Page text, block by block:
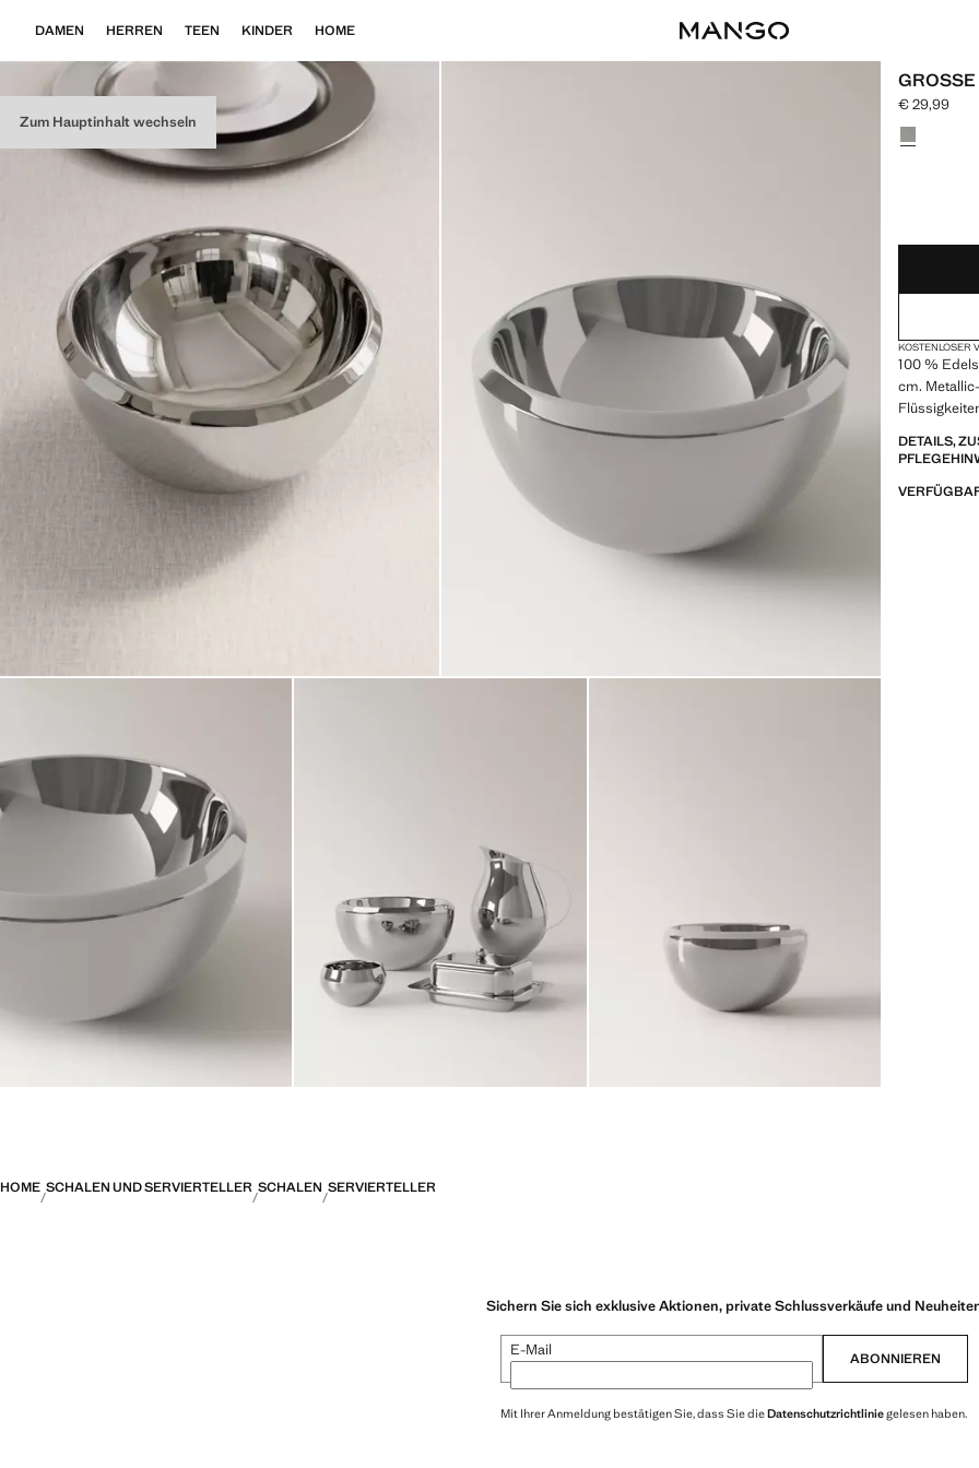
Zum Hauptinhalt wechseln
DAMEN HERREN TEEN KINDER HOME
GROSSE
Aktueller
€ 29,99
Wählen Sie
KOSTENLOSER
100 %
cm.
DETAILS,
HOME SCHALEN UND SERVIERTELLER SCHALEN SERVIERTELLER
Sichern Sie sich exklusive Aktionen, private Schlussverkäufe und
E-Mail ABONNIEREN
Mit Ihrer Anmeldung bestätigen Sie, dass Sie dieDatenschutzrichtliniegelesen haben.